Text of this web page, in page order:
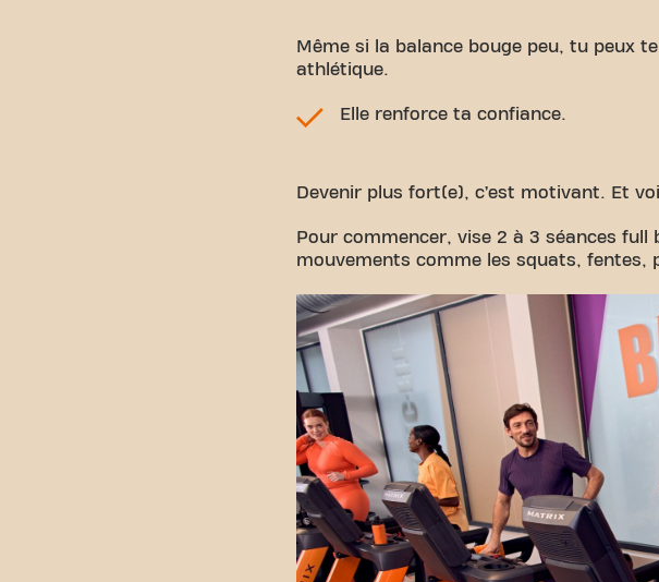
Même si la balance bouge peu, tu peux
athlétique.
Elle renforce ta confiance.
Devenir plus fort(e), c’est motivant. Et
Pour commencer, vise 2 à 3 séances
mouvements comme les squats, fentes,